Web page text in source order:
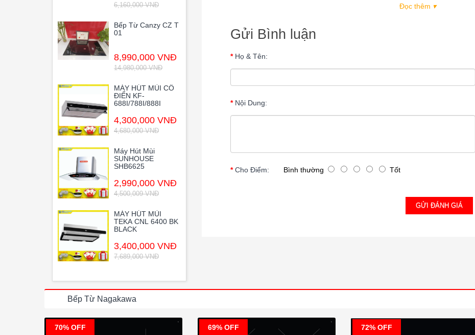
6,160,000 VNĐ
Bếp Từ Canzy CZ T
01
8,990,000 VNĐ
14,980,000 VNĐ
MÁY HÚT MÙI CỔ
ĐIỂN KF-
688I/788I/888I
4,300,000 VNĐ
4,680,000 VNĐ
Máy Hút Mùi
SUNHOUSE
SHB6625
2,990,000 VNĐ
4,500,009 VNĐ
MÁY HÚT MÙI
TEKA CNL 6400 BK
BLACK
3,400,000 VNĐ
7,689,000 VNĐ
Đọc thêm ▾
Gửi Bình luận
Họ & Tên:
Nội Dung:
Cho Điểm: Bình thường Tốt
GỬI ĐÁNH GIÁ
Bếp Từ Nagakawa
70% OFF 69% OFF 72% OFF